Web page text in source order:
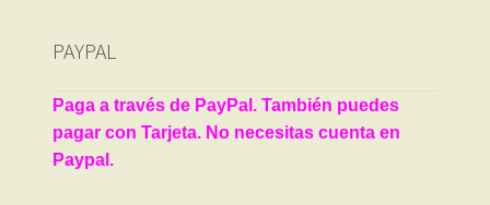
PAYPAL
Paga a través de PayPal. También puedes
pagar con Tarjeta. No necesitas cuenta en
Paypal.